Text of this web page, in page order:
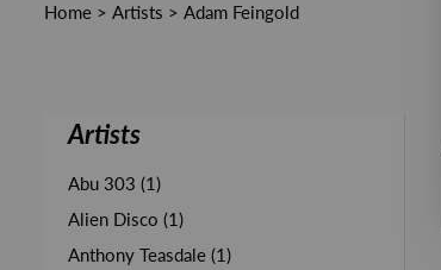
Home > Artists > Adam Feingold
Artists
Abu 303 (1)
Alien Disco (1)
Anthony Teasdale (1)